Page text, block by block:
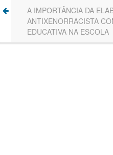
aos
Detalhes
Artigo
A IMPORTÂNCIA DA
ANTIXENORRACISTA
EDUCATIVA NA ESCOLA